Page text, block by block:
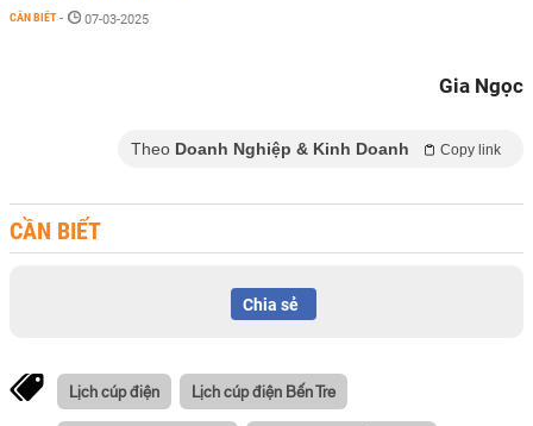
CẦN BIẾT - 07-03-2025
Gia Ngọc
Theo Doanh Nghiệp & Kinh Doanh Copy link
CẦN BIẾT
Chia sẻ
Lịch cúp điện Lịch cúp điện Bến Tre